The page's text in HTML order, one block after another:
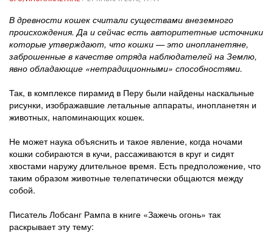
В древности кошек считали существами внеземного
происхождения. Да и сейчас есть авторитетные источники
которые утверждают, что кошки — это инопланетяне,
заброшенные в качестве отряда наблюдателей на Землю,
явно обладающие «нетрадиционными» способностями.
Так, в комплексе пирамид в Перу были найдены наскальные
рисунки, изображавшие летальные аппараты, инопланетян и
животных, напоминающих кошек.
Не может наука объяснить и такое явление, когда ночами
кошки собираются в кучи, рассаживаются в круг и сидят
хвостами наружу длительное время. Есть предположение, что
таким образом животные телепатически общаются между
собой.
Писатель Лобсанг Рампа в книге «Зажечь огонь» так
раскрывает эту тему: